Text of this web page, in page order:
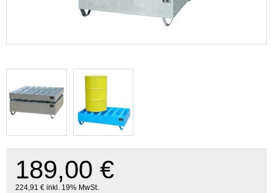
189,00 €
224,91 € inkl. 19% MwSt.